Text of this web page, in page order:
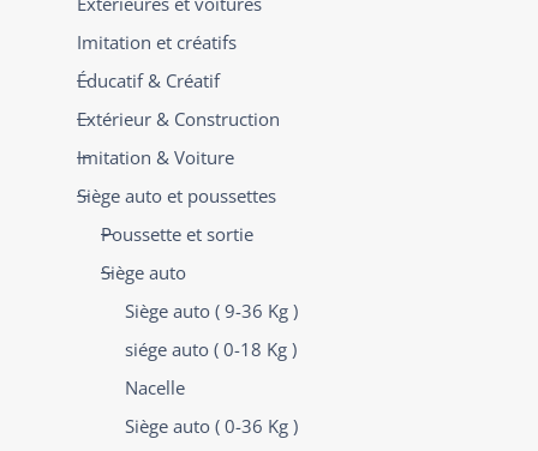
Imitation et créatifs
Éducatif & Créatif
Extérieur & Construction
Imitation & Voiture
Siège auto et poussettes
Poussette et sortie
Siège auto
Siège auto ( 9-36 Kg )
siége auto ( 0-18 Kg )
Nacelle
Siège auto ( 0-36 Kg )